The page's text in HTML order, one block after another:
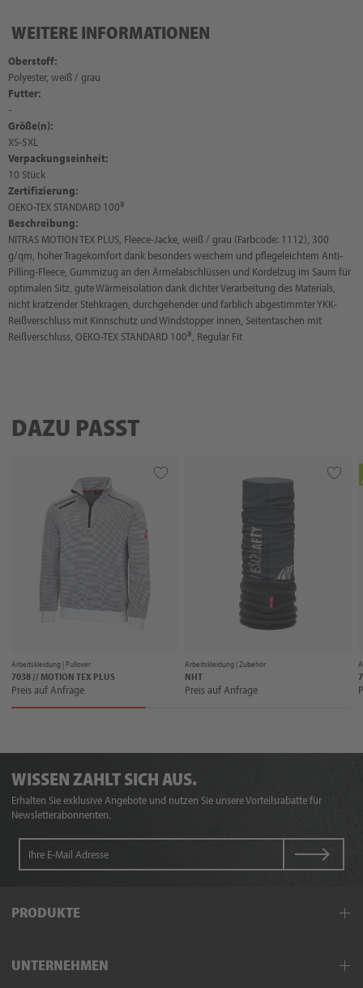
WEITERE INFORMATIONEN
Oberstoff:
Polyester, weiß / grau
Futter:
-
Größe(n):
XS-5XL
Verpackungseinheit:
10 Stück
Zertifizierung:
OEKO-TEX STANDARD 100®
Beschreibung:
NITRAS MOTION TEX PLUS, Fleece-Jacke, weiß / grau (Farbcode: 1112), 300
g/qm, hoher Tragekomfort dank besonders weichem und pflegeleichtem Anti-
Pilling-Fleece, Gummizug an den Ärmelabschlüssen und Kordelzug im Saum für
optimalen Sitz, gute Wärmeisolation dank dichter Verarbeitung des Materials,
nicht kratzender Stehkragen, durchgehender und farblich abgestimmter YKK-
Reißverschluss mit Kinnschutz und Windstopper innen, Seitentaschen mit
Reißverschluss, OEKO-TEX STANDARD 100®, Regular Fit
DAZU PASST
Arbeitskleidung | Pullover
7038 // MOTION TEX PLUS
Preis auf Anfrage
Arbeitskleidung |Zubehör
NHT
Preis auf Anfrage
WISSEN ZAHLT SICH AUS.
Erhalten Sie exklusive Angebote und nutzen Sie unsere Vorteilsrabatte für
Newsletterabonnenten.
PRODUKTE
Schutzkleidung
UNTERNEHMEN